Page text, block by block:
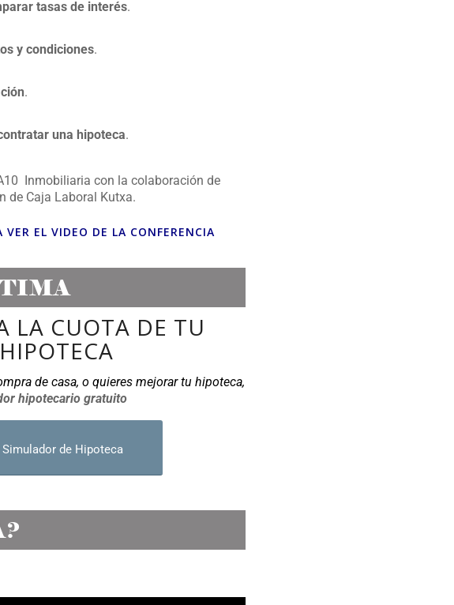
tasas de interés.
y condiciones.
.
una hipoteca.
Inmobiliaria con la colaboración de
de Caja Laboral Kutxa.
VER EL VIDEO DE LA CONFERENCIA
LA CUOTA DE TU
HIPOTECA
de casa, o quieres mejorar tu hipoteca,
hipotecario gratuito
Simulador de Hipoteca